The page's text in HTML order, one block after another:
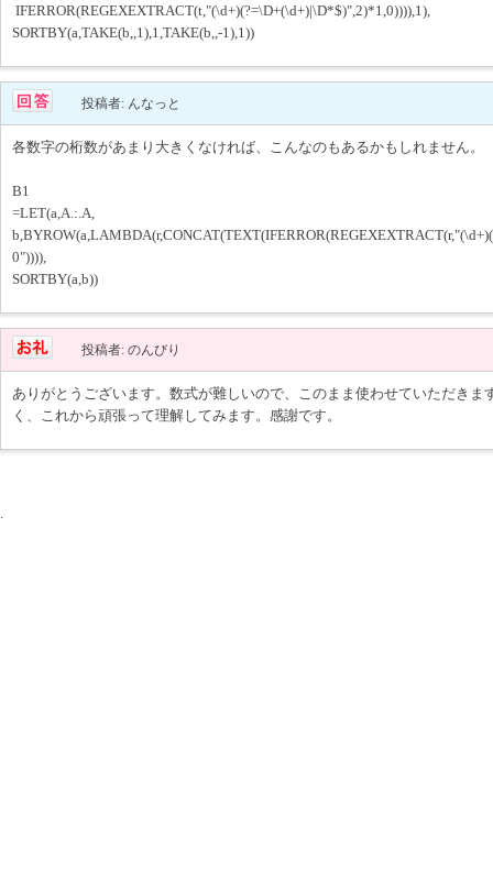
IFERROR(REGEXEXTRACT(t,"(\d+)(?=\D+(\d+)|\D*$)",2)*1,0)))),1),
SORTBY(a,TAKE(b,,1),1,TAKE(b,,-1),1))
投稿者: んなっと
各数字の桁数があまり大きくなければ、こんなのもあるかもしれません。
B1
=LET(a,A.:.A,
0")))),
SORTBY(a,b))
投稿者: のんびり
ありがとうございます。数式が難しいので、このまま使わせていただきま
く、これから頑張って理解してみます。感謝です。